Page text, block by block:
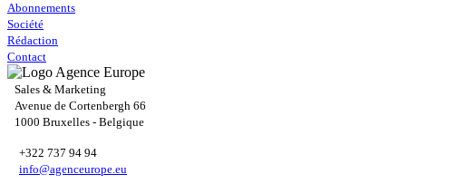
Abonnements
Société
Rédaction
Contact
Sales & Marketing
Avenue de Cortenbergh 66
1000 Bruxelles - Belgique
+322 737 94 94
info@agenceurope.eu